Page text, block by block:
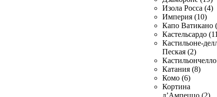
Изола Росса (4)
Империя (10)
Капо Ватикано
Кастельсардо
Кастильоне-
Пеская (2)
Катания (8)
Комо (6)
Кортина
д’Ампеццо (2)